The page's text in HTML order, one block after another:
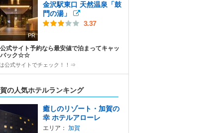
PR
金沢駅東口 天然温泉「鼓
門の湯」
3.37
サイト予約なら最安値で泊まってキャッ
バック☆☆
公式サイトでチェック！！⇒
の人気ホテルランキング
癒しのリゾート・加賀の
幸 ホテルアローレ
エリア： 加賀